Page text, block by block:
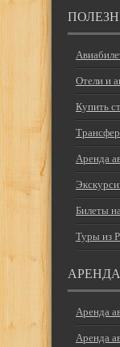
Отели и
Купить
Аренда
Билеты
Туры из
Аренда
Аренда